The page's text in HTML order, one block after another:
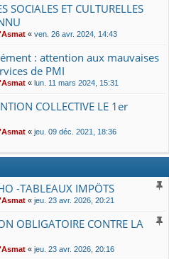
SOCIALES ET CULTURELLES
« ven. 26 avr. 2024, 14:43
: attention aux mauvaises
de PMI
« lun. 11 mars 2024, 15:31
COLLECTIVE LE 1er
« jeu. 09 déc. 2021, 18:36
-TABLEAUX IMPÖTS
« jeu. 23 avr. 2026, 20:21
OBLIGATOIRE CONTRE LA
« jeu. 23 avr. 2026, 20:16